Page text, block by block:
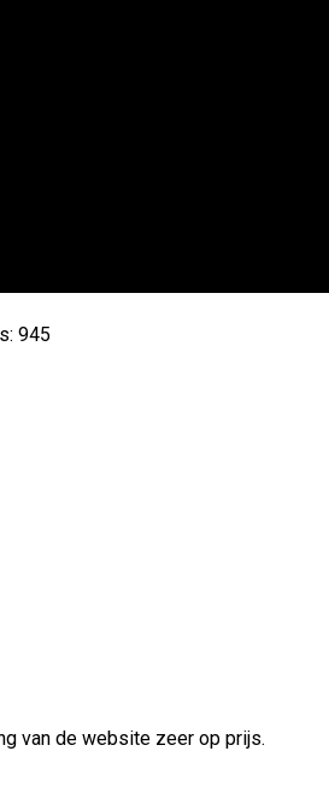
945
van de website zeer op prijs.